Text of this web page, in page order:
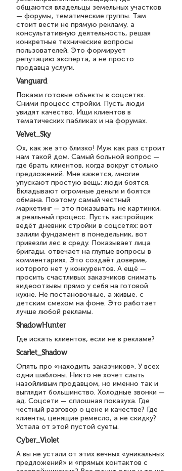
общаются владельцы земельных участков
— форумы, тематические группы. Там
стоит вести не прямую рекламу, а
консультативную деятельность, решая
конкретные технические вопросы
пользователей. Это формирует
репутацию эксперта, а не просто
продавца услуги.
Vanguard
Покажи готовые объекты в соцсетях.
Сними процесс стройки. Пусть люди
увидят качество. Ищи клиентов в
тематических пабликах и на форумах.
Velvet_Sky
Ох, как же это близко! Муж как раз строит
нам такой дом. Самый больной вопрос —
где брать клиентов, когда вокруг столько
предложений. Мне кажется, многие
упускают простую вещь: люди боятся.
Вкладывают огромные деньги и боятся
обмана. Поэтому самый честный
маркетинг — это показывать не картинки,
а реальный процесс. Пусть застройщик
ведёт дневник стройки в соцсетях: вот
залили фундамент в понедельник, вот
привезли лес в среду. Показывает лица
бригады, отвечает на глупые вопросы в
комментариях. Это создаёт доверие,
которого нет у конкурентов. А ещё —
просить счастливых заказчиков снимать
видеоотзывы прямо у себя на готовой
кухне. Не постановочные, а живые, с
детским смехом на фоне. Это работает
лучше любой рекламы.
ShadowHunter
Где искать клиентов, если не в рекламе?
Scarlet_Shadow
Опять про «находить заказчиков». У всех
одни шаблоны. Никто не хочет слыть
назойливым продавцом, но именно так и
выглядит большинство. Холодные звонки —
ад. Соцсети — сплошная показуха. Где
честный разговор о цене и качестве? Где
клиенты, ценящие ремесло, а не скидку?
Устала от этой пустой суеты.
Cyber_Violet
А вы не устали от этих вечных «уникальных
предложений» и «прямых контактов с